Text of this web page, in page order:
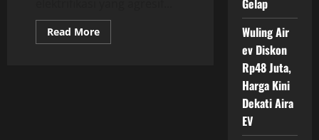
Read MoreRead
more
Gelap
Wuling Air
ev Diskon
Rp48 Juta,
Harga Kini
Dekati Aira
EV